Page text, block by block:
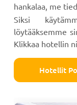
hankalaa, me
Siksi
löytääksemme
Klikkaa hotellin
Hotellit